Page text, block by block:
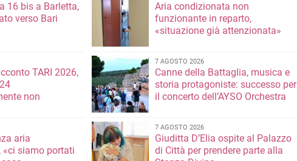
16 bis a Barletta,
verso Bari
Aria condizionata non
funzionante in reparto,
«situazione già attenzionata»
TARI 2026,
non
7 AGOSTO 2026
Canne della Battaglia, musica e
storia protagoniste: successo per
il concerto dell’AYSO Orchestra
aria
siamo portati
7 AGOSTO 2026
Giuditta D’Elia ospite al Palazzo
di Città per prendere parte alla